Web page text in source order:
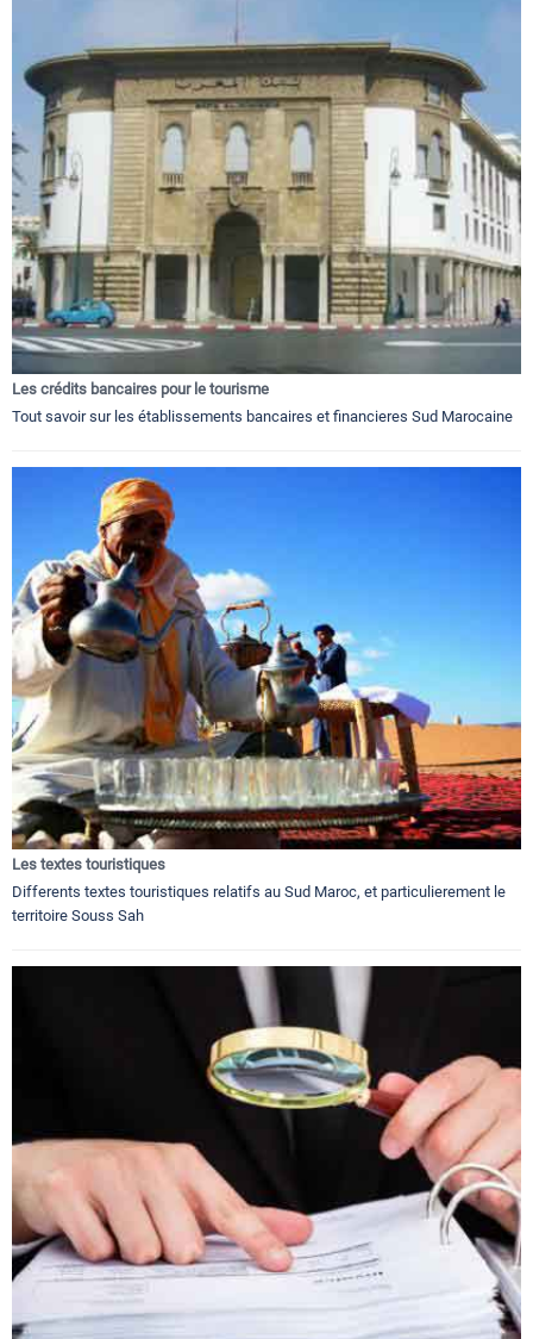
Les crédits bancaires pour le tourisme
Tout savoir sur les établissements bancaires et financieres Sud Marocaine
Les textes touristiques
Differents textes touristiques relatifs au Sud Maroc, et particulierement le
territoire Souss Sah